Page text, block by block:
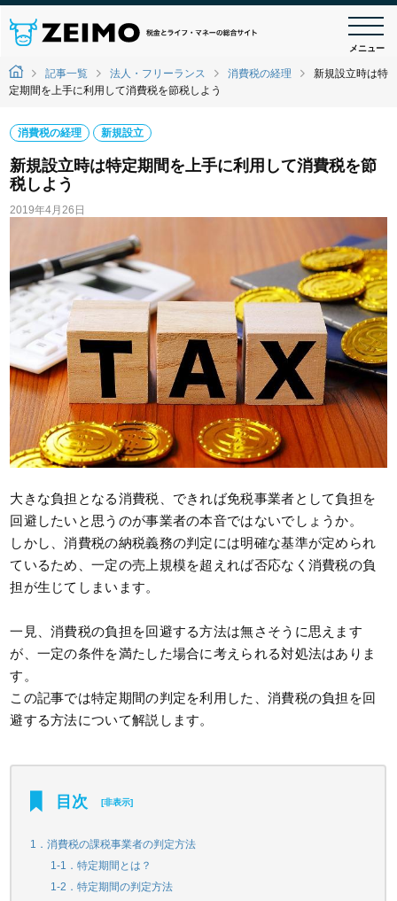
メニュー
記事一覧 法人・フリーランス 消費税の経理
新規設立時は特
定期間を上手に利用して消費税を節税しよう
消費税の経理 新規設立
新規設立時は特定期間を上手に利用して消費税を節
税しよう
2019年4月26日
大きな負担となる消費税、できれば免税事業者として負担を
回避したいと思うのが事業者の本音ではないでしょうか。
しかし、消費税の納税義務の判定には明確な基準が定められ
ているため、一定の売上規模を超えれば否応なく消費税の負
担が生じてしまいます。
一見、消費税の負担を回避する方法は無さそうに思えます
が、一定の条件を満たした場合に考えられる対処法はありま
す。
この記事では特定期間の判定を利用した、消費税の負担を回
避する方法について解説します。
目次 [非表示]
1．消費税の課税事業者の判定方法
1-1．特定期間とは？
1-2．特定期間の判定方法